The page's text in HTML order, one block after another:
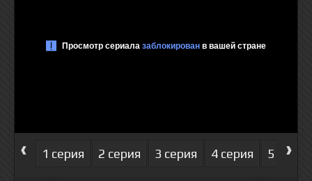
‹ 1 серия 2 серия 3 серия 4 серия 5 серия
›